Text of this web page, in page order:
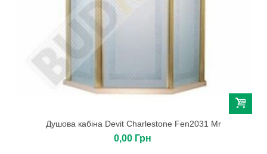
Душова кабіна Devit Charlestone Fen2031 Mr
0,00 Грн